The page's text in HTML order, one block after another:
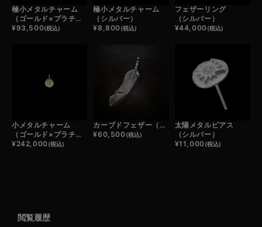
極小メタルチャーム
（ゴールド×プラチナ）
¥93,500(税込)
極小メタルチャーム
（シルバー）
¥8,800(税込)
フェザーリング
（シルバー）
¥44,000(税込)
小メタルチャーム
（ゴールド×プラチナ）
¥242,000(税込)
カーブドフェザー（シルバー）
¥60,500(税込)
太陽メタルピアス
（シルバー）
¥11,000(税込)
閲覧履歴